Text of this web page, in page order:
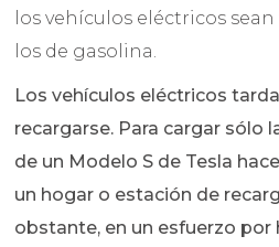
los vehículos eléctricos
los de gasolina.
Los vehículos eléctricos
recargarse. Para cargar sólo
de un Modelo S de Tesla
un hogar o estación de
obstante, en un esfuerzo por